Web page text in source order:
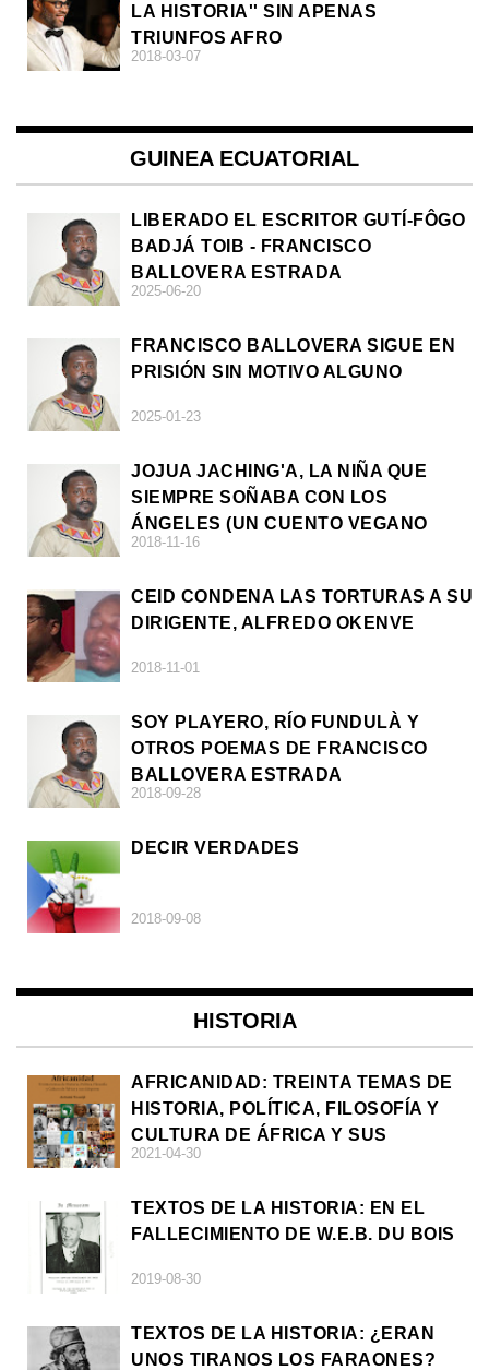
LA HISTORIA'' SIN APENAS
TRIUNFOS AFRO
2018-03-07
GUINEA ECUATORIAL
LIBERADO EL ESCRITOR GUTÍ-FÔGO
BADJÁ TOIB - FRANCISCO
BALLOVERA ESTRADA
2025-06-20
FRANCISCO BALLOVERA SIGUE EN
PRISIÓN SIN MOTIVO ALGUNO
2025-01-23
JOJUA JACHING'A, LA NIÑA QUE
SIEMPRE SOÑABA CON LOS
ÁNGELES (UN CUENTO VEGANO
AFRICANO)
2018-11-16
CEID CONDENA LAS TORTURAS A SU
DIRIGENTE, ALFREDO OKENVE
2018-11-01
SOY PLAYERO, RÍO FUNDULÀ Y
OTROS POEMAS DE FRANCISCO
BALLOVERA ESTRADA
2018-09-28
DECIR VERDADES
2018-09-08
HISTORIA
AFRICANIDAD: TREINTA TEMAS DE
HISTORIA, POLÍTICA, FILOSOFÍA Y
CULTURA DE ÁFRICA Y SUS
DIÁSPORAS
2021-04-30
TEXTOS DE LA HISTORIA: EN EL
FALLECIMIENTO DE W.E.B. DU BOIS
2019-08-30
TEXTOS DE LA HISTORIA: ¿ERAN
UNOS TIRANOS LOS FARAONES?